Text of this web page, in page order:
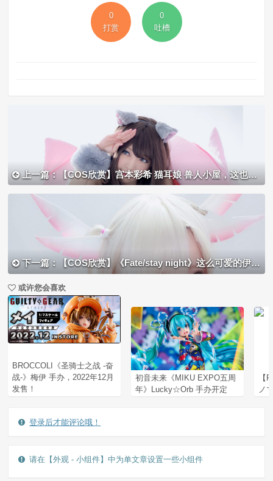
0
打赏
0
吐槽
上一篇：【COS欣赏】宫本彩希 猫耳娘 兽人小屋，这也太可爱了吧 awsl
下一篇：【COS欣赏】《Fate/stay night》这么可爱的伊利亚给我来一打！
或许您会喜欢
BROCCOLI《圣骑士之战 -奋
战-》梅伊 手办，2022年12月
发售！
初音未来《MIKU EXPO五周
年》Lucky☆Orb 手办开定
【
ノ
登录后才能评论哦！
请在【外观 - 小组件】中为单文章设置一些小组件